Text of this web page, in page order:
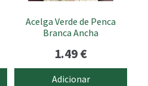
Acelga Verde de Penca
Branca Ancha
1.49€
Adicionar